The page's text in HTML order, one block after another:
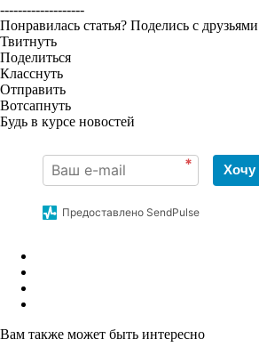
-------------------
Понравилась статья? Поделись с
Твитнуть
Поделиться
Класснуть
Отправить
Вотсапнуть
Будь в курсе новостей
* Хочу
Предоставлено SendPulse
Вам также может быть интересно